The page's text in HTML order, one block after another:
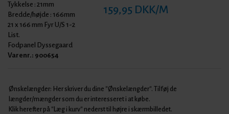
Tykkelse : 21mm
Bredde/højde : 166mm
21 x 166 mm Fyr U/S 1-2
List.
Fodpanel Dyssegaard
Varenr.: 900654
159,95 DKK/M
Ønskelængder: Her skriver du dine "Ønskelængder". Tilføj de
længder/mængder som du er interesseret i at købe.
Klik herefter på "Læg i kurv" nederst til højre i skærmbilledet.